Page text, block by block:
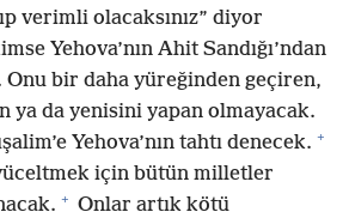
verimli olacaksınız” diyor
Yehova’nın Ahit Sandığı’ndan
Onu bir daha yüreğinden geçiren,
ya da yenisini yapan olmayacak.
Yehova’nın tahtı denecek. +
yüceltmek için bütün milletler
+ Onlar artık kötü